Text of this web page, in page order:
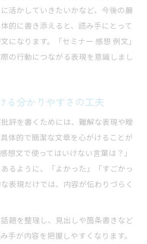
活かしていきたいかなど、今後の展
的に書き添えると、読み手にとって
になります。「セミナー 感想 例文」
の行動につながる表現を意識しまし
る分かりやすさの工夫
評を書くためには、難解な表現や曖
体的で簡潔な文章を心がけることが
想文で使ってはいけない言葉は？」
るように、「よかった」「すごかっ
表現だけでは、内容が伝わりづらく
題を整理し、見出しや箇条書きなど
手が内容を把握しやすくなります。